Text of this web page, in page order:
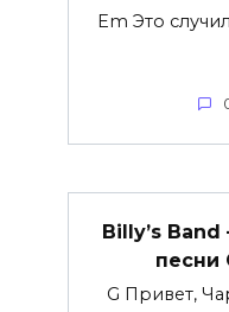
Em Это
Billy’s
песни
G Привет,